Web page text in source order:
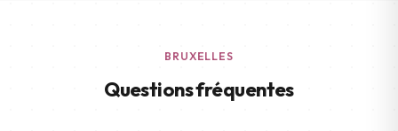
BRUXELLES
Questions fréquentes